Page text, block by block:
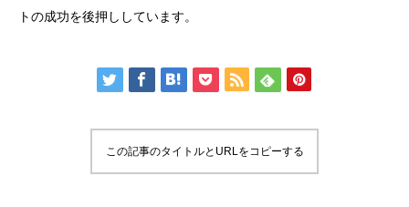
トの成功を後押ししています。
この記事のタイトルとURLをコピーする